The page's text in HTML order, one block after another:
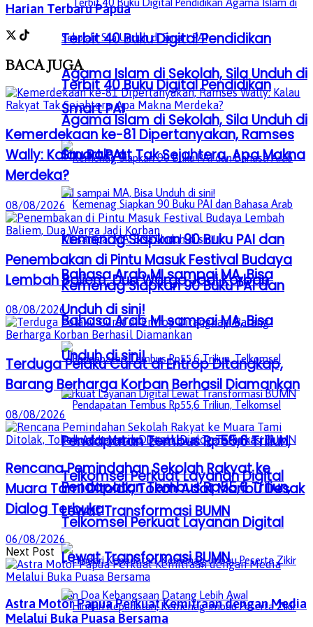
Terbit 40 Buku Digital Pendidikan
Agama Islam di Sekolah, Sila Unduh di
Smart PAI
Kemenag Siapkan 90 Buku PAI dan
Bahasa Arab MI sampai MA, Bisa
Unduh di sini!
Pendapatan Tembus Rp55,6 Triliun,
Telkomsel Perkuat Layanan Digital
Lewat Transformasi BUMN
Terbit 40 Buku Digital Pendidikan
Agama Islam di Sekolah, Sila Unduh di
Smart PAI
Kemenag Siapkan 90 Buku PAI dan
Bahasa Arab MI sampai MA, Bisa
Unduh di sini!
Pendapatan Tembus Rp55,6 Triliun,
Telkomsel Perkuat Layanan Digital
Lewat Transformasi BUMN
Harian Terbaru Papua
BACAJUGA
Kemerdekaan ke-81 Dipertanyakan, Ramses
Wally: Kalau Rakyat Tak Sejahtera, Apa Makna
Merdeka?
08/08/2026
Penembakan di Pintu Masuk Festival Budaya
Lembah Baliem, Dua Warga Jadi Korban
08/08/2026
Terduga Pelaku Curat di Entrop Ditangkap,
Barang Berharga Korban Berhasil Diamankan
08/08/2026
Rencana Pemindahan Sekolah Rakyat ke
Muara Tami Ditolak, Tokoh Adat Maribu Desak
Dialog Terbuka
06/08/2026
Next Post
Astra Motor Papua Perkuat Kemitraan dengan Media
Melalui Buka Puasa Bersama